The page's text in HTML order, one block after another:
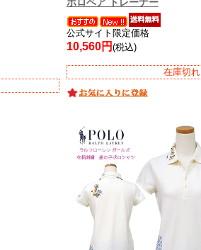
ポロベア トレーナー
公式サイト限定価格
10,560円 (税込)
在庫切れ